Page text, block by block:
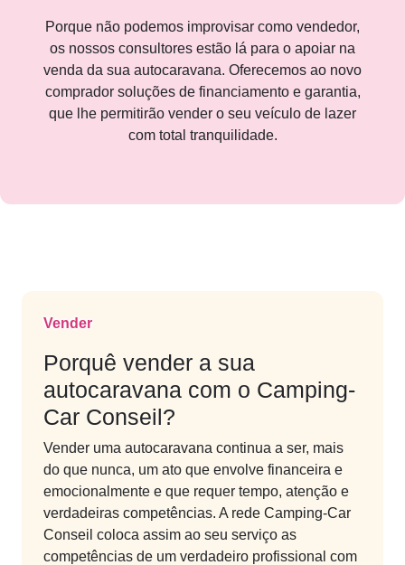
Porque não podemos improvisar como vendedor,
os nossos consultores estão lá para o apoiar na
venda da sua autocaravana. Oferecemos ao novo
comprador soluções de financiamento e garantia,
que lhe permitirão vender o seu veículo de lazer
com total tranquilidade.
Vender
Porquê vender a sua
autocaravana com o Camping-
Car Conseil?
Vender uma autocaravana continua a ser, mais
do que nunca, um ato que envolve financeira e
emocionalmente e que requer tempo, atenção e
verdadeiras competências. A rede Camping-Car
Conseil coloca assim ao seu serviço as
competências de um verdadeiro profissional com